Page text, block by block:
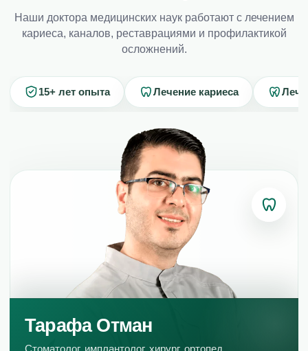
Наши доктора медицинских наук работают с лечением
кариеса, каналов, реставрациями и профилактикой
осложнений.
15+ лет опыта Лечение кариеса
Тарафа Отман
Стоматолог, имплантолог, хирург, ортопед
Юридические данные
Политика конфиденциальности
Специалисты
О клинике